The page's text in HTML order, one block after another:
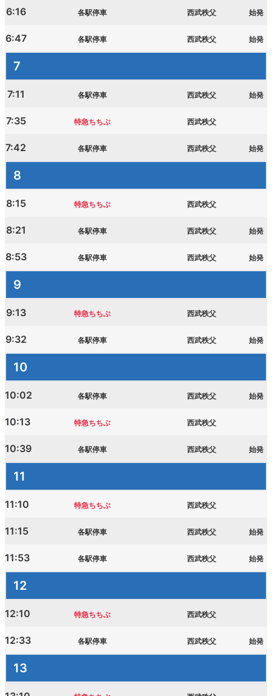
6:16 各駅停車 西武秩父 始発
6:47 各駅停車 西武秩父 始発
7
7:11 各駅停車 西武秩父 始発
7:35 特急ちちぶ 西武秩父
7:42 各駅停車 西武秩父 始発
8
8:15 特急ちちぶ 西武秩父
8:21 各駅停車 西武秩父 始発
8:53 各駅停車 西武秩父 始発
9
9:13 特急ちちぶ 西武秩父
9:32 各駅停車 西武秩父 始発
10
10:02 各駅停車 西武秩父 始発
10:13 特急ちちぶ 西武秩父
10:39 各駅停車 西武秩父 始発
11
11:10 特急ちちぶ 西武秩父
11:15 各駅停車 西武秩父 始発
11:53 各駅停車 西武秩父 始発
12
12:10 特急ちちぶ 西武秩父
12:33 各駅停車 西武秩父 始発
13